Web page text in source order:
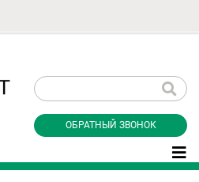
ОБРАТНЫЙ ЗВОНОК